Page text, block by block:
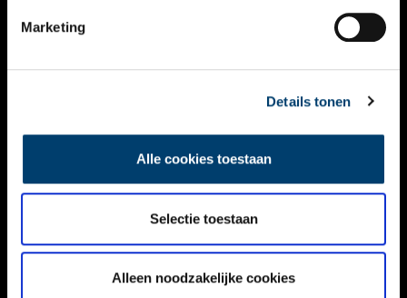
Marketing
Details tonen
Alle cookies toestaan
Selectie toestaan
Alleen noodzakelijke cookies
NIEUWSBRIEF
DISCLAIMER
TOEGANKELIJKHEID
Volg ONH op social media